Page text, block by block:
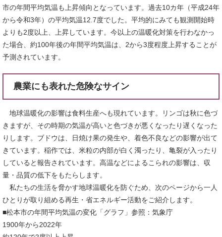
市の年間平均気温も上昇傾向となっています。過去10カ年（平成24年
から令和3年）の平均気温12.7度でした。平均的にみても観測開始時
よりも2度以上、上昇しています。今以上の温暖化対策を行わなかっ
た場合、約100年後の年間平均気温は、2から3度程度上昇することが
予測されています。
農業にも表れた危険なサイン
地球温暖化の影響は食料生産へも現れています。リンゴは秋に色づ
きますが、その時期の気温が高いと色づきが悪くなったり遅くなった
りします。ブドウは、日焼け果の発生や、着色不良などの影響が出て
きています。稲作では、米粒の内部が白く濁ったり、亀裂が入ったり
していると報告されています。高温などによるこられの影響は、収
量・品質の低下をもたらします。
私たちの生活を脅かす地球温暖化を防ぐため、次のページから一人
ひとりが取り組める再生・省エネルギー活動をご紹介します。
■松本市の年間平均気温の変化「グラフ」参照：気象庁
1900年から2022年